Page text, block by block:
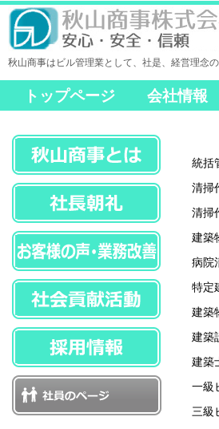
秋山商事はビル管理業として、社是、経営理念
トップページ 会社情報
統括
清掃
清掃
建築
病院
特定
建築
建築
建
一級
三級